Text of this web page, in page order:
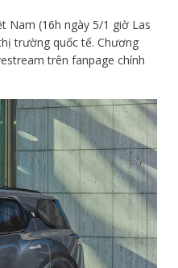
Nam (16h ngày 5/1 giờ Las
trường quốc tế. Chương
trên fanpage chính